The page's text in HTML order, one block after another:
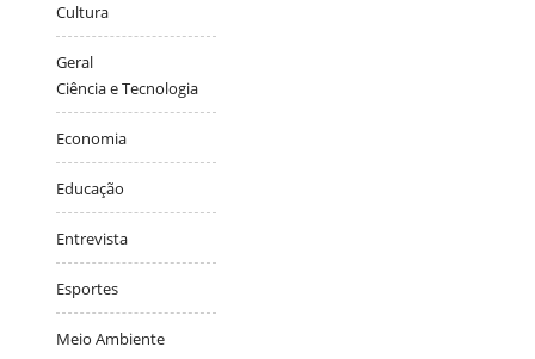
Cultura
Geral
Ciência e Tecnologia
Economia
Educação
Entrevista
Esportes
Meio Ambiente